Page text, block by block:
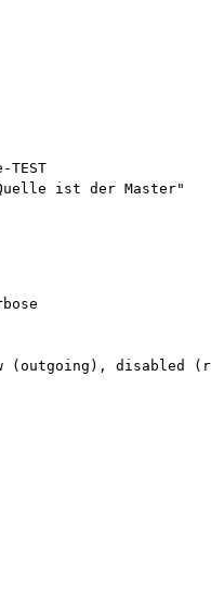
ist der Master"
(outgoing), disabled